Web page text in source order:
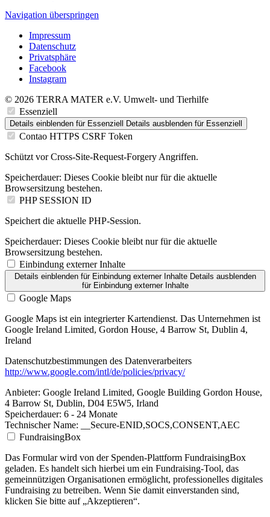
Navigation überspringen
Impressum
Datenschutz
Privatsphäre
Facebook
Instagram
© 2026 TERRA MATER e.V. Umwelt- und Tierhilfe
Essenziell
Details einblenden für Essenziell Details ausblenden für Essenziell
Contao HTTPS CSRF Token
Schützt vor Cross-Site-Request-Forgery Angriffen.
Speicherdauer: Dieses Cookie bleibt nur für die aktuelle
Browsersitzung bestehen.
PHP SESSION ID
Speichert die aktuelle PHP-Session.
Speicherdauer: Dieses Cookie bleibt nur für die aktuelle
Browsersitzung bestehen.
Einbindung externer Inhalte
Details einblendenfür Einbindung externer Inhalte Details ausblenden
für Einbindung externer Inhalte
Google Maps
Google Maps ist ein integrierter Kartendienst. Das Unternehmen ist
Google Ireland Limited, Gordon House, 4 Barrow St, Dublin 4,
Ireland
Datenschutzbestimmungen des Datenverarbeiters
http://www.google.com/intl/de/policies/privacy/
Anbieter: Google Ireland Limited, Google Building Gordon House,
4 Barrow St, Dublin, D04 E5W5, Irland
Speicherdauer: 6 - 24 Monate
Technischer Name: __Secure-ENID,SOCS,CONSENT,AEC
FundraisingBox
Das Formular wird von der Spenden-Plattform FundraisingBox
geladen. Es handelt sich hierbei um ein Fundraising-Tool, das
gemeinnützigen Organisationen ermöglicht, professionelles digitales
Fundraising zu betreiben. Wenn Sie damit einverstanden sind,
klicken Sie bitte auf „Akzeptieren“.